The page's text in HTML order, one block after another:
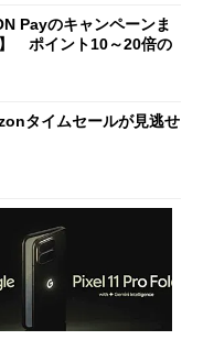
Payのキャンペーンま
ポイント10～20倍の
タイムセールが見逃せ